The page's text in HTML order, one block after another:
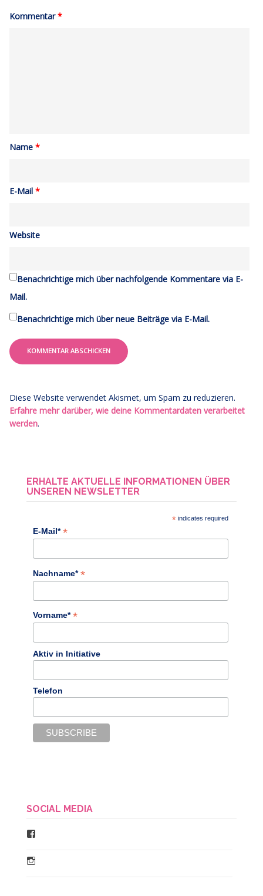
Kommentar*
Name*
E-Mail*
Website
Benachrichtige mich über nachfolgende Kommentare via E-
Mail.
Benachrichtige mich über neue Beiträge via E-Mail.
Diese Website verwendet Akismet, um Spam zu reduzieren.
Erfahre mehr darüber, wie deine Kommentardaten verarbeitet
werden.
ERHALTE AKTUELLE INFORMATIONEN ÜBER
UNSEREN NEWSLETTER
* indicates required
E-Mail**
Nachname**
Vorname**
Aktiv in Initiative
Telefon
SOCIAL MEDIA
Facebook
Instagram